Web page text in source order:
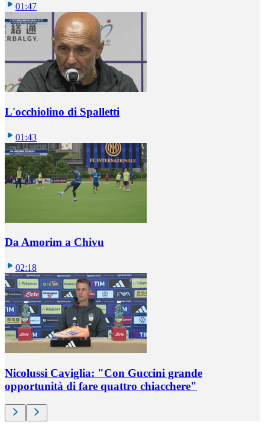
01:47
L'occhiolino di Spalletti
01:43
Da Amorim a Chivu
02:18
Nicolussi Caviglia: "Con Guccini grande
opportunità di fare quattro chiacchere"